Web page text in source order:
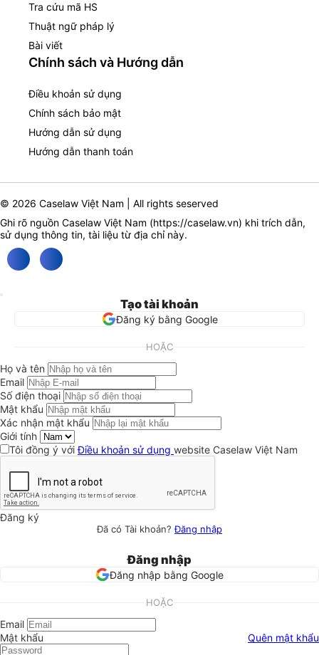
Tra cứu mã HS
Thuật ngữ pháp lý
Bài viết
Chính sách và Hướng dẫn
Điều khoản sử dụng
Chính sách bảo mật
Hướng dẫn sử dụng
Hướng dẫn thanh toán
© 2026 Caselaw Việt Nam | All rights seserved
Ghi rõ nguồn Caselaw Việt Nam (https://caselaw.vn) khi trích dẫn,
sử dụng thông tin, tài liệu từ địa chỉ này.
Tạo tài khoản
Đăng ký bằng Google
HOẶC
Họ và tên
Email
Số điện thoại
Mật khẩu
Xác nhận mật khẩu
Giới tính
Tôi đồng ý vớiĐiều khoản sử dụng website Caselaw Việt Nam
Đăng ký
Đã có Tài khoản?Đăng nhập
Đăng nhập
Đăng nhập bằng Google
HOẶC
Email
Mật khẩu
Quên mật khẩu